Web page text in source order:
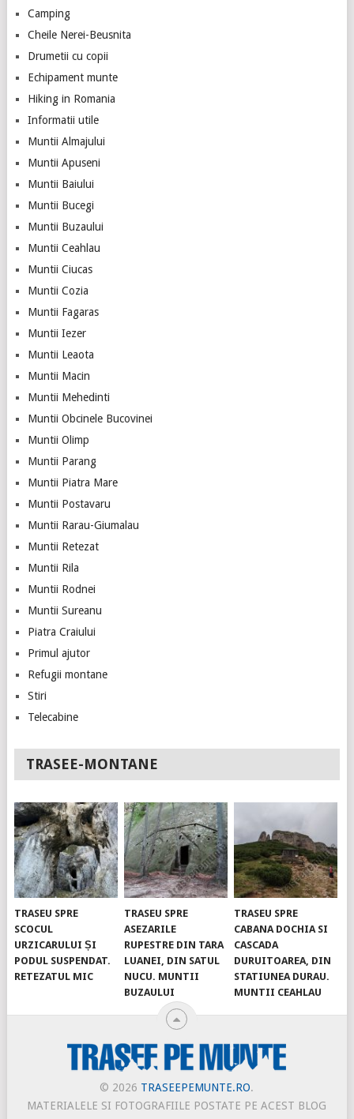
Camping
Cheile Nerei-Beusnita
Drumetii cu copii
Echipament munte
Hiking in Romania
Informatii utile
Muntii Almajului
Muntii Apuseni
Muntii Baiului
Muntii Bucegi
Muntii Buzaului
Muntii Ceahlau
Muntii Ciucas
Muntii Cozia
Muntii Fagaras
Muntii Iezer
Muntii Leaota
Muntii Macin
Muntii Mehedinti
Muntii Obcinele Bucovinei
Muntii Olimp
Muntii Parang
Muntii Piatra Mare
Muntii Postavaru
Muntii Rarau-Giumalau
Muntii Retezat
Muntii Rila
Muntii Rodnei
Muntii Sureanu
Piatra Craiului
Primul ajutor
Refugii montane
Stiri
Telecabine
TRASEE-MONTANE
TRASEU SPRE
SCOCUL
URZICARULUI ȘI
PODUL SUSPENDAT.
RETEZATUL MIC
TRASEU SPRE
ASEZARILE
RUPESTRE DIN TARA
LUANEI, DIN SATUL
NUCU. MUNTII
BUZAULUI
TRASEU SPRE
CABANA DOCHIA SI
CASCADA
DURUITOAREA, DIN
STATIUNEA DURAU.
MUNTII CEAHLAU
© 2026 TRASEEPEMUNTE.RO.
MATERIALELE SI FOTOGRAFIILE POSTATE PE ACEST BLOG